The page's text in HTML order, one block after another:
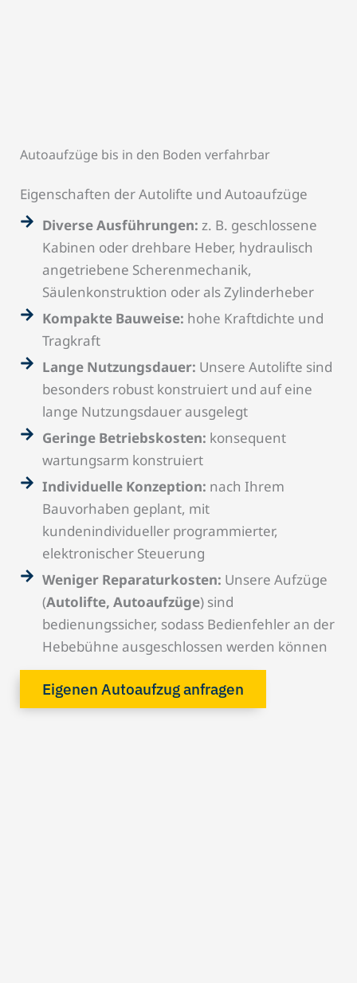
Autoaufzüge bis in den Boden verfahrbar
Eigenschaften der Autolifte und Autoaufzüge
Diverse Ausführungen: z. B. geschlossene
Kabinen oder drehbare Heber, hydraulisch
angetriebene Scherenmechanik,
Säulenkonstruktion oder als Zylinderheber
Kompakte Bauweise: hohe Kraftdichte und
Tragkraft
Lange Nutzungsdauer: Unsere Autolifte sind
besonders robust konstruiert und auf eine
lange Nutzungsdauer ausgelegt
Geringe Betriebskosten: konsequent
wartungsarm konstruiert
Individuelle Konzeption: nach Ihrem
Bauvorhaben geplant, mit
kundenindividueller programmierter,
elektronischer Steuerung
Weniger Reparaturkosten: Unsere Aufzüge
(Autolifte, Autoaufzüge) sind
bedienungssicher, sodass Bedienfehler an der
Hebebühne ausgeschlossen werden können
Eigenen Autoaufzug anfragen